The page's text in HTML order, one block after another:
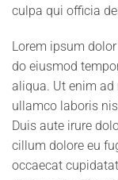
culpa qui officia
Lorem ipsum
do eiusmod
aliqua. Ut enim
ullamco laboris
Duis aute irure
cillum dolore eu
occaecat